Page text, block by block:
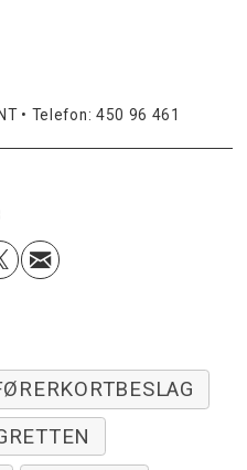
• Telefon: 450 96 461